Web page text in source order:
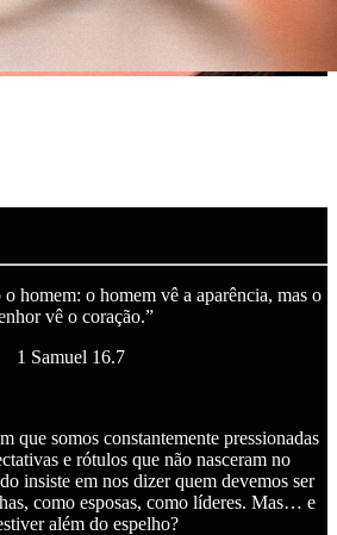
homem: o homem vê a aparência, mas o
vê o coração.”
1 Samuel 16.7
que somos constantemente pressionadas
e rótulos que não nasceram no
insiste em nos dizer quem devemos ser
como esposas, como líderes. Mas… e
além do espelho?